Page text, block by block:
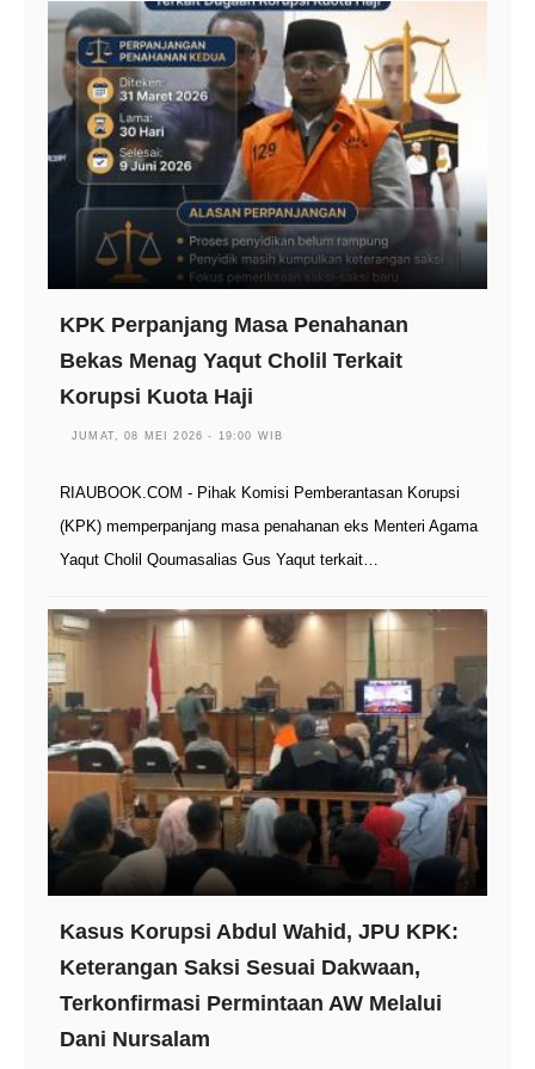
KPK Perpanjang Masa Penahanan
Bekas Menag Yaqut Cholil Terkait
Korupsi Kuota Haji
JUMAT, 08 MEI 2026 - 19:00 WIB
RIAUBOOK.COM - Pihak Komisi Pemberantasan Korupsi
(KPK) memperpanjang masa penahanan eks Menteri Agama
Yaqut Cholil Qoumasalias Gus Yaqut terkait…
Kasus Korupsi Abdul Wahid, JPU KPK:
Keterangan Saksi Sesuai Dakwaan,
Terkonfirmasi Permintaan AW Melalui
Dani Nursalam